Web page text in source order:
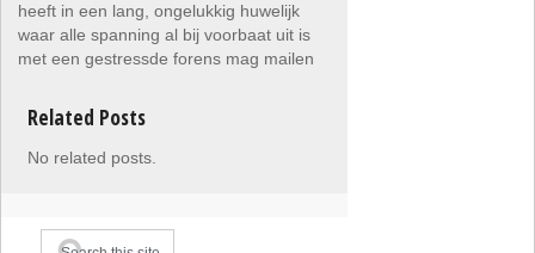
heeft in een lang, ongelukkig huwelijk
waar alle spanning al bij voorbaat uit is
met een gestressde forens mag mailen
Related Posts
No related posts.